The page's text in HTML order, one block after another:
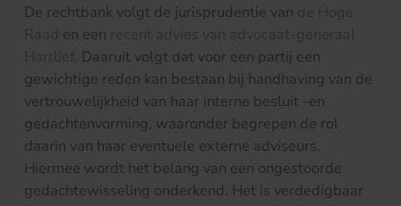
De rechtbank volgt de jurisprudentie van de Hoge
Raad en een recent advies van advocaat-generaal
Hartlief. Daaruit volgt dat voor een partij een
gewichtige reden kan bestaan bij handhaving van de
vertrouwelijkheid van haar interne besluit -en
gedachtenvorming, waaronder begrepen de rol
daarin van haar eventuele externe adviseurs.
Hiermee wordt het belang van een ongestoorde
gedachtewisseling onderkend. Het is verdedigbaar